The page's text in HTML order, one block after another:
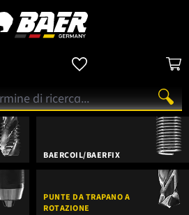
BAERCOIL/BAERFIX
PUNTE DA TRAPANO A
ROTAZIONE